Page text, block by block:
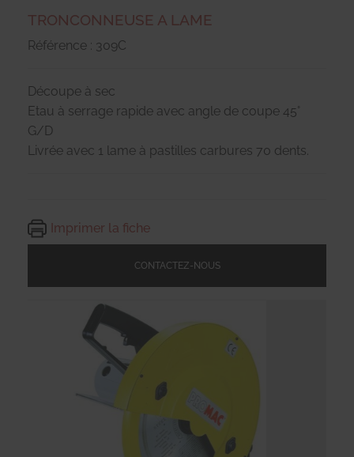
TRONCONNEUSE A LAME
Référence : 309C
Découpe à sec
Etau à serrage rapide avec angle de coupe 45°
G/D
Livrée avec 1 lame à pastilles carbures 70 dents.
Imprimer la fiche
CONTACTEZ-NOUS